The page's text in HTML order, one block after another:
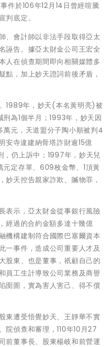
件於106年12月14日曾經喧騰
判底定。
會計師以非法手段取得亞太
誣告。據亞太財金公司王宏全
人在偵查期間即向相關媒體多
點，加上妙天證詞前後矛盾，
年，妙天(本名黃明亮)被
為1個半月；1993年，妙天因
元，天道盟分子陶小順被判4
安寺違建納骨塔詐財逾15億
仍上訴中；1997年，妙天兒
定存單、609枚金幣、1頂黃
妙天控告親家詐欺、贓物罪，
示，亞太財金從事銀行風險
經過的合約金額多達十幾億
機構建制符合國際巴塞爾資本
一事件，造成公司重要人才及
股東、也是董事，祇顧自己的
員工生計導致公司業務及商譽
囹圄，實為害人害己、得不償
遭受悟覺妙天、王靜華不實
院偵查和審理，110年10月27
前董事長、股東楊岐和前營運